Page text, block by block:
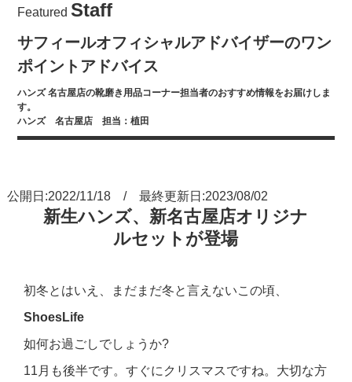
FeaturedStaff
サフィールオフィシャルアドバイザーのワン
ポイントアドバイス
ハンズ 名古屋店の靴磨き用品コーナー担当者のおすすめ情報をお届けしま
す。
ハンズ 名古屋店 担当：植田
公開日:2022/11/18 / 最終更新日:2023/08/02
新生ハンズ、新名古屋店オリジナ
ルセットが登場
初冬とはいえ、まだまだ冬と言えないこの頃、
ShoesLife
如何お過ごしでしょうか?
11月も後半です。すぐにクリスマスですね。大切な方